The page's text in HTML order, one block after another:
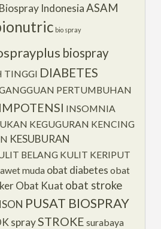
Indonesia ASAM
bio spray
biospray
TINGGI DIABETES
PERTUMBUHAN
IMPOTENSI INSOMNIA
KEGUGURAN KENCING
KESUBURAN
BELANG KULIT KERIPUT
muda obat diabetes obat
Obat Kuat obat stroke
PUSAT BIOSPRAY
spraySTROKE surabaya